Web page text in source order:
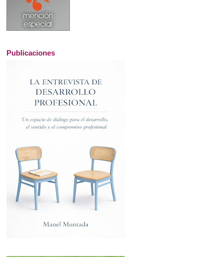
Publicaciones